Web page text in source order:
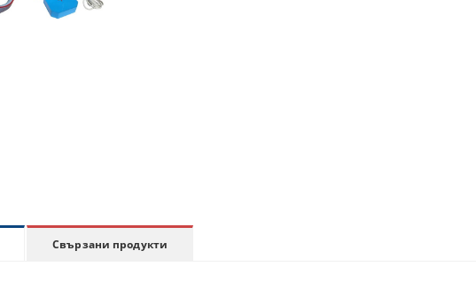
Свързани продукти